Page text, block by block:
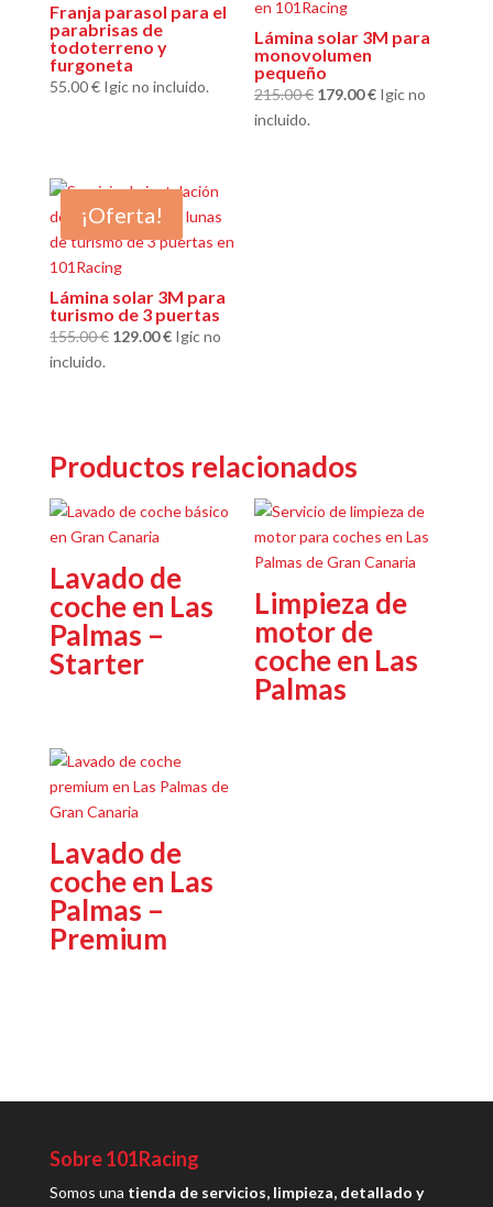
Franja parasol para el
parabrisas de
todoterreno y
furgoneta
55.00€ Igic no incluido.
Lámina solar 3M para
monovolumen
pequeño
215.00€ El
179.00€ElIgic no
incluido.
¡Oferta!
Lámina solar 3M para
turismo de 3 puertas
155.00€ El
129.00€ElIgic no
incluido.
Productos relacionados
Lavado de
coche en Las
Palmas –
Starter
Limpieza de
motor de
coche en Las
Palmas
Lavado de
coche en Las
Palmas –
Premium
Sobre 101Racing
Somos una tienda de servicios, limpieza, detallado y